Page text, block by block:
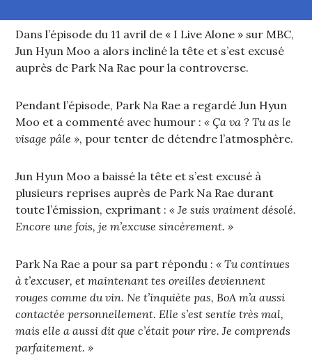
Dans l’épisode du 11 avril de « I Live Alone » sur MBC,
Jun Hyun Moo a alors incliné la tête et s’est excusé
auprès de Park Na Rae pour la controverse.
Pendant l’épisode, Park Na Rae a regardé Jun Hyun
Moo et a commenté avec humour :« Ça va ? Tu as le
visage pâle », pour tenter de détendre l’atmosphère.
Jun Hyun Moo a baissé la tête et s’est excusé à
plusieurs reprises auprès de Park Na Rae durant
toute l’émission, exprimant :« Je suis vraiment désolé.
Encore une fois, je m’excuse sincèrement. »
Park Na Rae a pour sa part répondu :« Tu continues
à t’excuser, et maintenant tes oreilles deviennent
rouges comme du vin. Ne t’inquiète pas, BoA m’a aussi
contactée personnellement. Elle s’est sentie très mal,
mais elle a aussi dit que c’était pour rire. Je comprends
parfaitement. »